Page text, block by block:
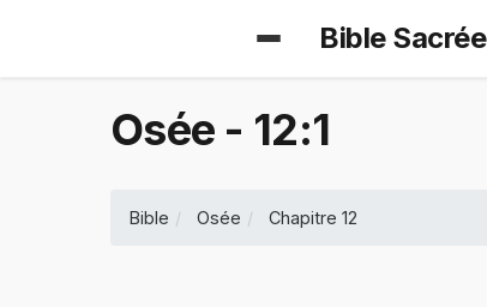
Bible Sacrée
Osée - 12:1
Bible Osée Chapitre 12